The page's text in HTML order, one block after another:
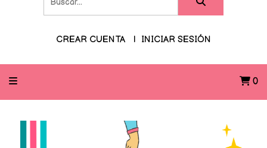
CREAR CUENTA INICIAR SESIÓN
0